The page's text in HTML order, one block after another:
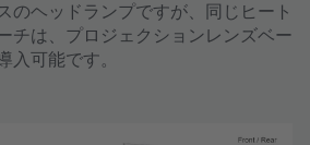
のヘッドランプですが、同じヒート
チは、プロジェクションレンズベー
入可能です。